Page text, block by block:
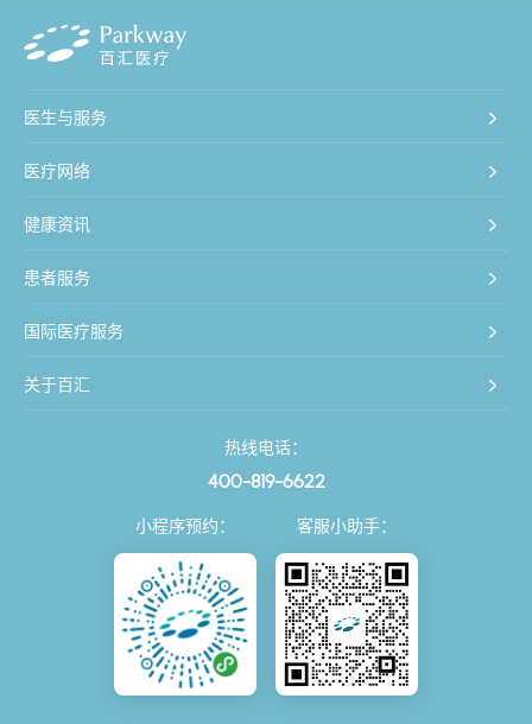
医生与服务
医疗网络
健康资讯
患者服务
国际医疗服务
关于百汇
热线电话：
400-819-6622
小程序预约： 客服小助手：